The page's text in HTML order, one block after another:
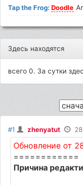
Tap the Frog:Doodle
Здесь находятся
всего 0. За сутки
#1 zhenyatut
Обновление от
============
Причина